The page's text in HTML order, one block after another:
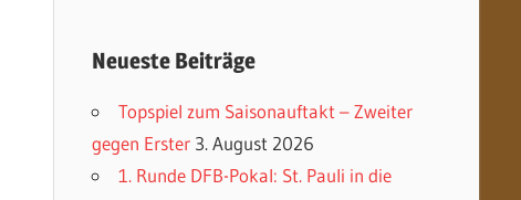
Neueste Beiträge
Topspiel zum Saisonauftakt – Zweiter
gegen Erster 3. August 2026
1. Runde DFB-Pokal: St. Pauli in die